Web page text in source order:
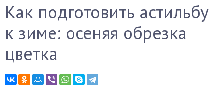
Как подготовить астильбу
к зиме: осеняя обрезка
цветка